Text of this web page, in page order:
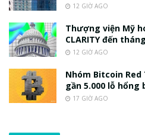
12 GIỜ AGO
Thượng viện Mỹ
CLARITY đến
12 GIỜ AGO
Nhóm Bitcoin
gần 5.000 lỗ hổng
17 GIỜ AGO